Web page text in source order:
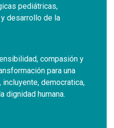
pediátricas,
desarrollo de la
compasión y
para una
democratica,
dignidad humana.